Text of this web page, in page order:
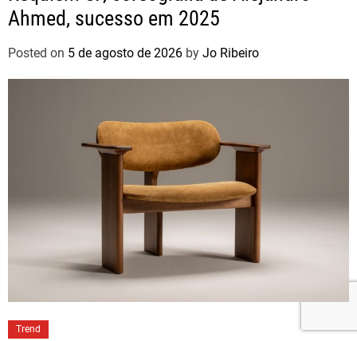
Ahmed, sucesso em 2025
Posted on 5 de agosto de 2026 by Jo Ribeiro
Trend